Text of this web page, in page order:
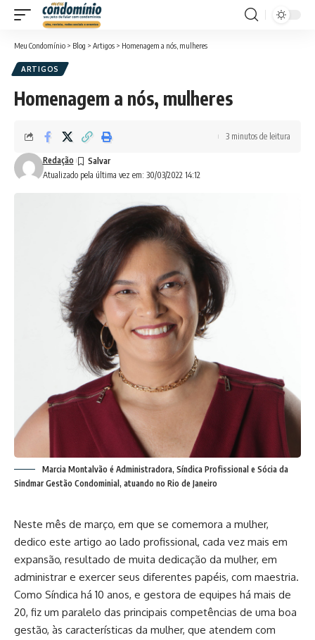
Meu Condomínio > Blog > Artigos > Homenagem a nós, mulheres
ARTIGOS
Homenagem a nós, mulheres
Atualizado pela última vez em: 30/03/2022 14:12
Redação
3 minutos de leitura
Marcia Montalvão é Administradora, Síndica Profissional e Sócia da
Sindmar Gestão Condominial, atuando no Rio de Janeiro
Neste mês de março, em que se comemora a mulher,
dedico este artigo ao lado profissional, cada vez mais em
expansão, resultado de muita dedicação da mulher, em
administrar e exercer seus diferentes papéis, com maestria.
Como Síndica há 10 anos, e gestora de equipes há mais de
20, fiz um paralelo das principais competências de uma boa
gestão, às características da mulher, que atendem com